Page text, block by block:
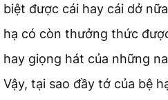
biệt được cái hay cái dở
hạ có còn thưởng thức
hay giọng hát của những
Vậy, tại sao đầy tớ của bệ